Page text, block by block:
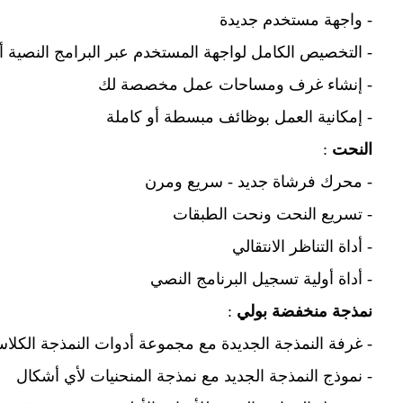
- واجهة مستخدم جديدة
- التخصيص الكامل لواجهة المستخدم عبر البرامج النصية
- إنشاء غرف ومساحات عمل مخصصة لك
- إمكانية العمل بوظائف مبسطة أو كاملة
النحت :
- محرك فرشاة جديد - سريع ومرن
- تسريع النحت ونحت الطبقات
- أداة التناظر الانتقالي
- أداة أولية تسجيل البرنامج النصي
نمذجة منخفضة بولي :
- غرفة النمذجة الجديدة مع مجموعة أدوات النمذجة
- نموذج النمذجة الجديد مع نمذجة المنحنيات لأي أشكال